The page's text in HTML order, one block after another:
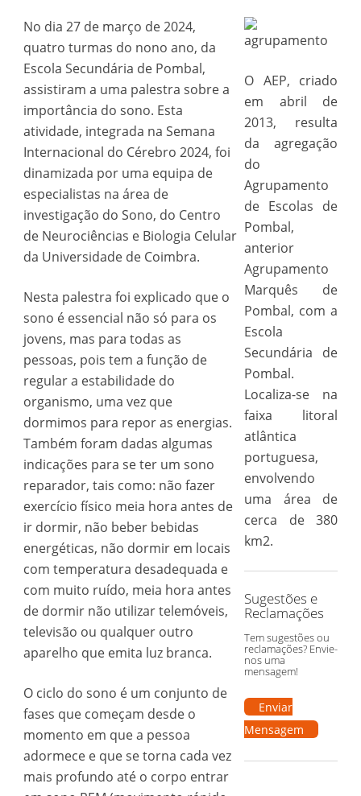
No dia 27 de março de 2024,
quatro turmas do nono ano, da
Escola Secundária de Pombal,
assistiram a uma palestra sobre a
importância do sono. Esta
atividade, integrada na Semana
Internacional do Cérebro 2024, foi
dinamizada por uma equipa de
especialistas na área de
investigação do Sono, do Centro
de Neurociências e Biologia Celular
da Universidade de Coimbra.
Nesta palestra foi explicado que o
sono é essencial não só para os
jovens, mas para todas as
pessoas, pois tem a função de
regular a estabilidade do
organismo, uma vez que
dormimos para repor as energias.
Também foram dadas algumas
indicações para se ter um sono
reparador, tais como: não fazer
exercício físico meia hora antes de
ir dormir, não beber bebidas
energéticas, não dormir em locais
com temperatura desadequada e
com muito ruído, meia hora antes
de dormir não utilizar telemóveis,
televisão ou qualquer outro
aparelho que emita luz branca.
O ciclo do sono é um conjunto de
fases que começam desde o
momento em que a pessoa
adormece e que se torna cada vez
mais profundo até o corpo entrar
O AEP, criado
em abril de
2013, resulta
da agregação
do
Agrupamento
de Escolas de
Pombal,
anterior
Agrupamento
Marquês de
Pombal, com a
Escola
Secundária de
Pombal.
Localiza-se na
faixa litoral
atlântica
portuguesa,
envolvendo
uma área de
cerca de 380
km2.
Sugestões e
Reclamações
Tem sugestões ou
reclamações? Envie-
nos uma
mensagem!
Enviar
Mensagem